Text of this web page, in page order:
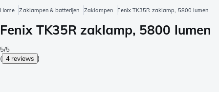
Home Zaklampen & batterijen Zaklampen Fenix TK35R zaklamp, 5800 lumen
Fenix TK35R zaklamp, 5800 lumen
5/5
( 4 reviews )